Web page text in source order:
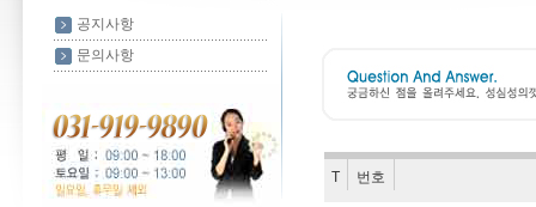
공지사항
문의사항
T 번호